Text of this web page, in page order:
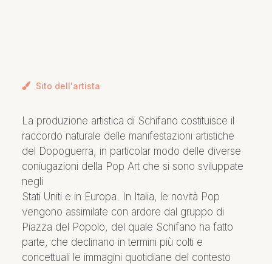
Sito dell'artista
La produzione artistica di Schifano costituisce il
raccordo naturale delle manifestazioni artistiche
del Dopoguerra, in particolar modo delle diverse
coniugazioni della Pop Art che si sono sviluppate
negli
Stati Uniti e in Europa. In Italia, le novità Pop
vengono assimilate con ardore dal gruppo di
Piazza del Popolo, del quale Schifano ha fatto
parte, che declinano in termini più colti e
concettuali le immagini quotidiane del contesto